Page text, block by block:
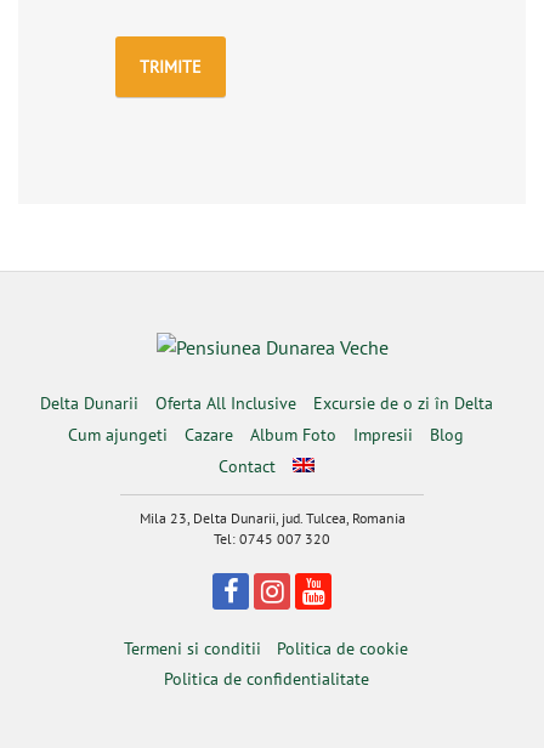
Delta Dunarii Oferta All Inclusive
Excursie de o zi în Delta
Cum ajungeti
Cazare Album Foto Impresii
Blog
Contact
Mila 23, Delta Dunarii, jud. Tulcea, Romania
Tel: 0745 007 320
Termeni si conditii
Politica de cookie
Politica de confidentialitate